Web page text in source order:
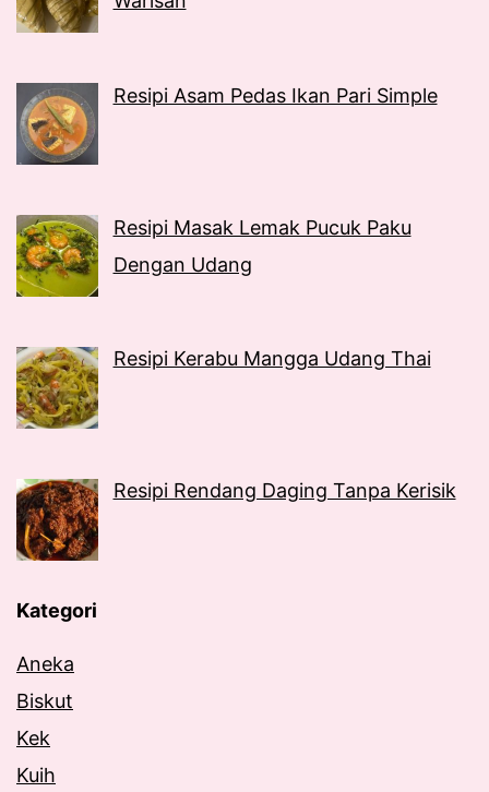
Resipi Asam Pedas Ikan Pari Simple
Resipi Masak Lemak Pucuk Paku
Dengan Udang
Resipi Kerabu Mangga Udang Thai
Resipi Rendang Daging Tanpa Kerisik
Kategori
Aneka
Biskut
Kek
Kuih